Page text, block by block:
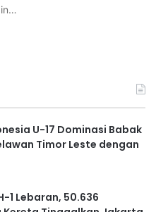
U-17 Dominasi Babak
Timor Leste dengan
1 Lebaran, 50.636